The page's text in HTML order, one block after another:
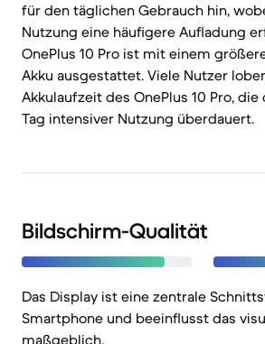
für den täglichen Gebrauch hin,
Nutzung eine häufigere Aufladung
OnePlus 10 Pro ist mit einem
Akku ausgestattet. Viele Nutzer
Akkulaufzeit des OnePlus 10 Pro,
Tag intensiver Nutzung überdauert.
Bildschirm-Qualität
Das Display ist eine zentrale
Smartphone und beeinflusst das
maßgeblich.